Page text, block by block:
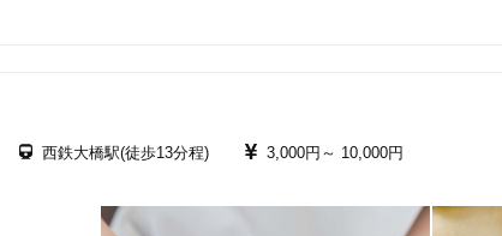
西鉄大橋駅(徒歩13分程) 3,000円～ 10,000円